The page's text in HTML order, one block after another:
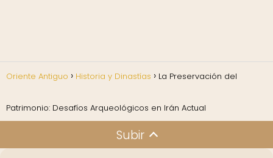
Oriente Antiguo Historia y Dinastías La Preservación del
Patrimonio: Desafíos Arqueológicos en Irán Actual
Subir